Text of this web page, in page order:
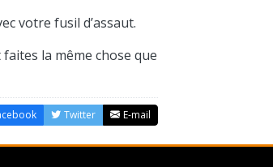
votre fusil d’assaut.
la même chose que
Twitter E-mail